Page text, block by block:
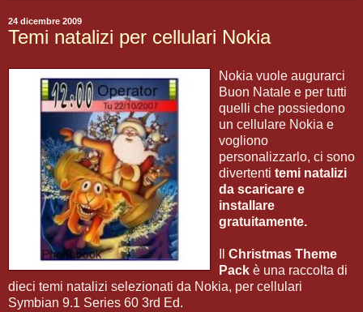
24 dicembre 2009
Temi natalizi per cellulari Nokia
Nokia vuole augurarci
Buon Natale e per tutti
quelli che possiedono
un cellulare Nokia e
vogliono
personalizzarlo, ci sono
divertenti temi natalizi
da scaricare e
installare
gratuitamente.
Christmas Theme
Pack è una raccolta di
dieci temi natalizi selezionati da Nokia, per cellulari
Symbian 9.1 Series 60 3rd Ed.